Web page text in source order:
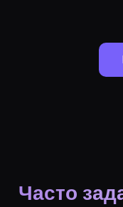
Часто